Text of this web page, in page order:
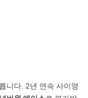
니다. 2년 연속 사이영